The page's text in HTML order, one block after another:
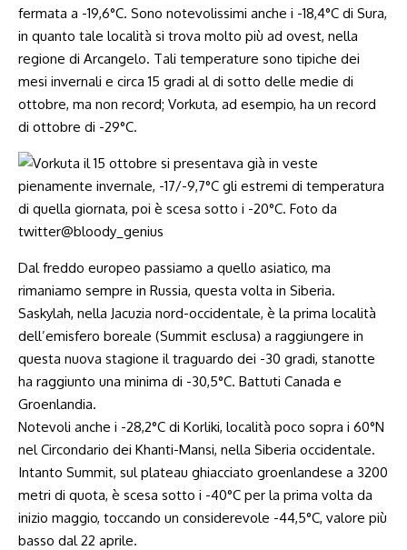
fermata a -19,6°C. Sono notevolissimi anche i -18,4°C di Sura,
in quanto tale località si trova molto più ad ovest, nella
regione di Arcangelo. Tali temperature sono tipiche dei
mesi invernali e circa 15 gradi al di sotto delle medie di
ottobre, ma non record; Vorkuta, ad esempio, ha un record
di ottobre di -29°C.
Dal freddo europeo passiamo a quello asiatico, ma
rimaniamo sempre in Russia, questa volta in Siberia.
Saskylah, nella Jacuzia nord-occidentale, è la prima località
dell’emisfero boreale (Summit esclusa) a raggiungere in
questa nuova stagione il traguardo dei -30 gradi, stanotte
ha raggiunto una minima di -30,5°C. Battuti Canada e
Groenlandia.
Notevoli anche i -28,2°C di Korliki, località poco sopra i 60°N
nel Circondario dei Khanti-Mansi, nella Siberia occidentale.
Intanto Summit, sul plateau ghiacciato groenlandese a 3200
metri di quota, è scesa sotto i -40°C per la prima volta da
inizio maggio, toccando un considerevole -44,5°C, valore più
basso dal 22 aprile.